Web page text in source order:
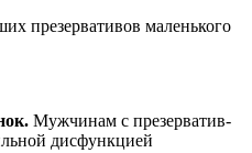
презервативов маленького
Мужчинам с презерватив-
дисфункцией